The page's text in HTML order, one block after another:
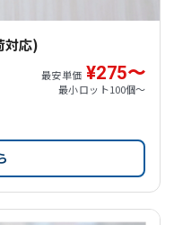
対応)
最安単価 ¥275〜
最小ロット100個〜